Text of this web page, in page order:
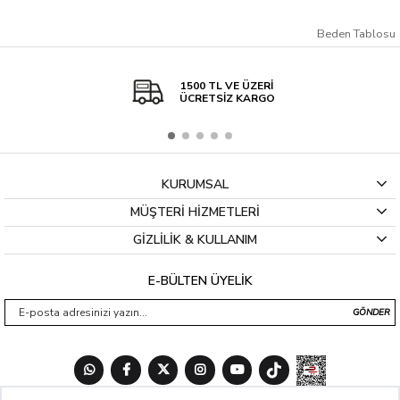
Beden Tablosu
1500 TL VE ÜZERİ
ÜCRETSİZ KARGO
KURUMSAL
MÜŞTERİ HİZMETLERİ
GİZLİLİK & KULLANIM
E-BÜLTEN ÜYELİK
GÖNDER